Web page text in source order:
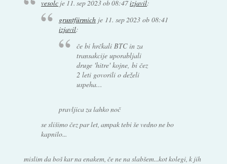
vesolc je 11. sep 2023 ob 08:47izjavil:
gruntfürmichje 11. sep 2023 ob 08:41
izjavil:
če bi hrčkali BTC in za
transakcije uporabljali
druge 'hitre' kojne, bi čez
2 leti govorili o deželi
uspeha...
pravljica za lahko noč
se slišimo čez par let, ampak tebi še vedno ne bo
kapnilo...
mislim da boš kar na enakem, če ne na slabšem...kot kolegi, k jih